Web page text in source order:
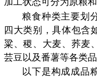
粮食种类主要划
四大类别，具体包含
粱、稷、大麦、荞麦
芸豆以及番薯等各类品
以下是构成成品